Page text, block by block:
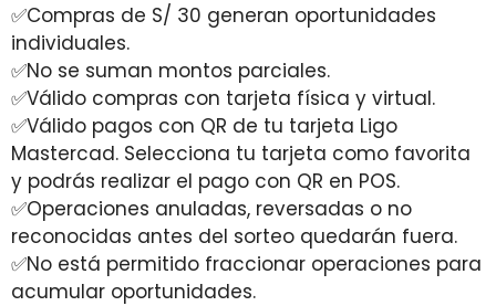
✅Compras de S/ 30 generan oportunidades
individuales.
✅No se suman montos parciales.
✅Válido compras con tarjeta física y virtual.
✅Válido pagos con QR de tu tarjeta Ligo
Mastercad. Selecciona tu tarjeta como favorita
y podrás realizar el pago con QR en POS.
✅Operaciones anuladas, reversadas o no
reconocidas antes del sorteo quedarán fuera.
✅No está permitido fraccionar operaciones para
acumular oportunidades.